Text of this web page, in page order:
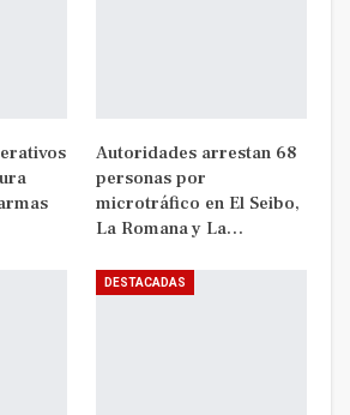
Autoridades arrestan 68
personas por
microtráfico en El Seibo,
La Romana y La…
DESTACADAS